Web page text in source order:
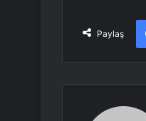
Paylaş